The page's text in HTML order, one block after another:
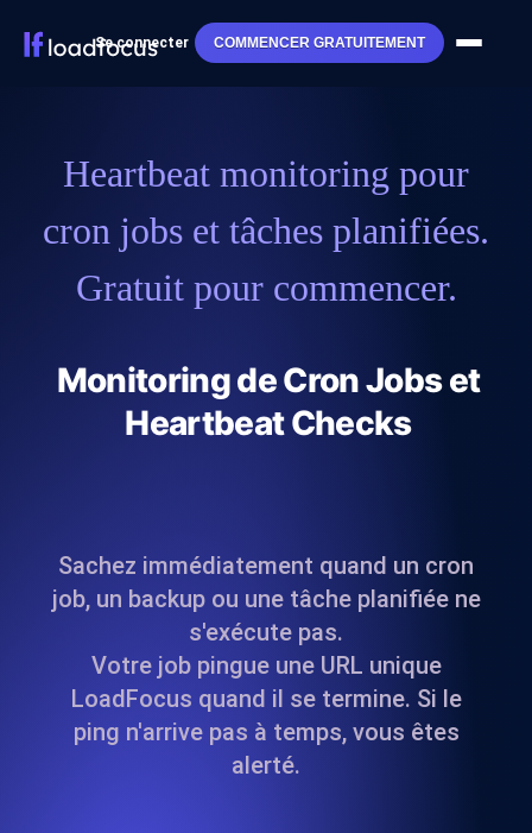
Se connecter COMMENCER GRATUITEMENT
Heartbeat monitoring pour
cron jobs et tâches planifiées.
Gratuit pour commencer.
Monitoring de Cron Jobs et
Heartbeat Checks
Sachez immédiatement quand un cron
job, un backup ou une tâche planifiée ne
s'exécute pas.
Votre job pingue une URL unique
LoadFocus quand il se termine. Si le
ping n'arrive pas à temps, vous êtes
alerté.